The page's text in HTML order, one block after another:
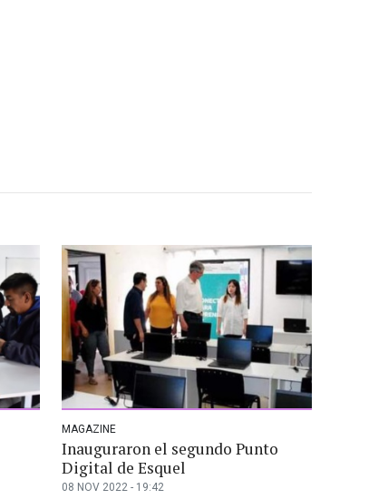
MAGAZINE
Inauguraron el segundo Punto
Digital de Esquel
08 NOV 2022 - 19:42